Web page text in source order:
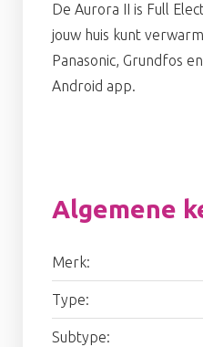
De Aurora II is Full
jouw huis kunt
Panasonic, Grundfos
Android app.
Algemene
Merk:
Type:
Subtype: